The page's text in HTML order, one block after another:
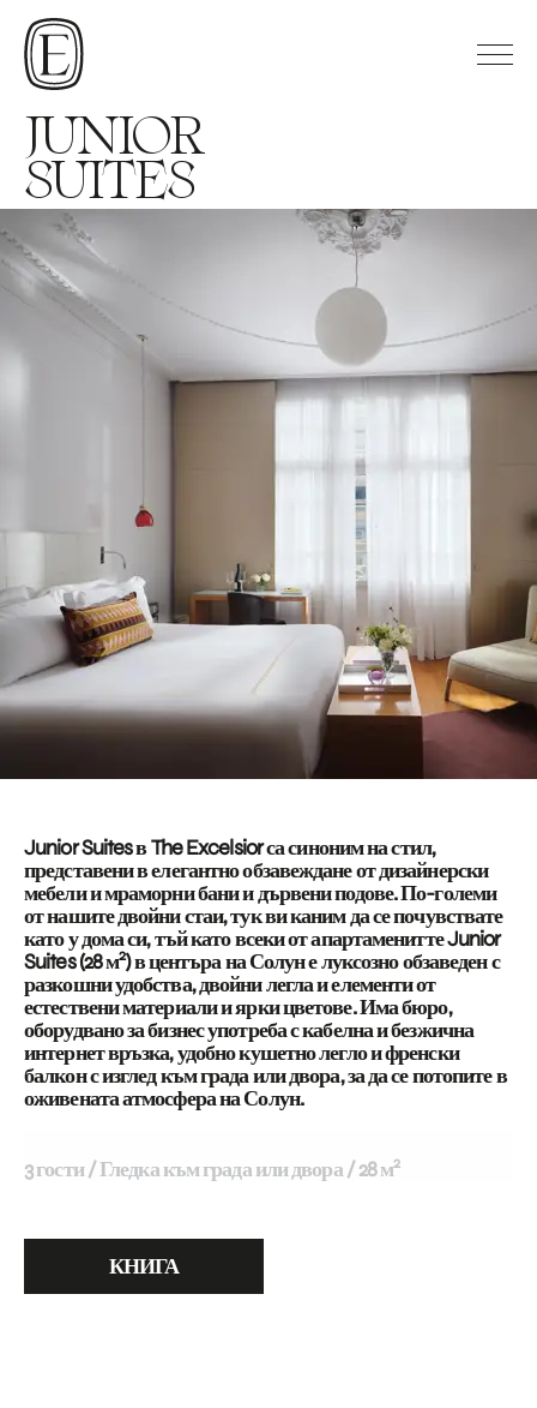
JUNIOR
SUITES
Junior Suites в The Excelsior са синоним на стил,
представени в елегантно обзавеждане от дизайнерски
мебели и мраморни бани и дървени подове. По-големи
от нашите двойни стаи, тук ви каним да се почувствате
като у дома си, тъй като всеки от апартаменитте Junior
Suites (28 м2) в центъра на Солун е луксозно обзаведен с
разкошни удобства, двойни легла и елементи от
естествени материали и ярки цветове. Има бюро,
оборудвано за бизнес употреба с кабелна и безжична
интернет връзка, удобно кушетно легло и френски
балкон с изглед към града или двора, за да се потопите в
оживената атмосфера на Солун.
3 гости Гледка към града или двора 28 м2
КНИГА